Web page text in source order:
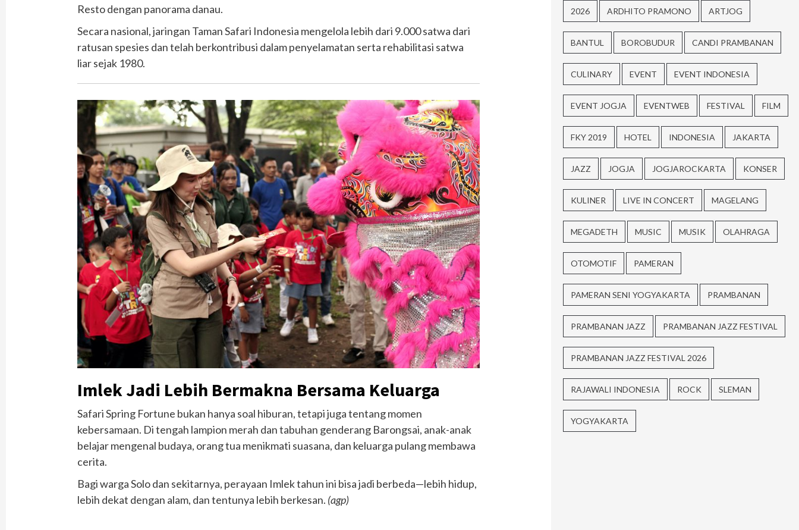
Resto dengan panorama danau.
Secara nasional, jaringan Taman Safari Indonesia mengelola lebih dari 9.000 satwa dari
ratusan spesies dan telah berkontribusi dalam penyelamatan serta rehabilitasi satwa
liar sejak 1980.
Imlek Jadi Lebih Bermakna Bersama Keluarga
Safari Spring Fortune bukan hanya soal hiburan, tetapi juga tentang momen
kebersamaan. Di tengah lampion merah dan tabuhan genderang Barongsai, anak-anak
belajar mengenal budaya, orang tua menikmati suasana, dan keluarga pulang membawa
cerita.
Bagi warga Solo dan sekitarnya, perayaan Imlek tahun ini bisa jadi berbeda—lebih hidup,
lebih dekat dengan alam, dan tentunya lebih berkesan. (agp)
2026 ARDHITO PRAMONO ARTJOG
BANTUL BOROBUDUR CANDI PRAMBANAN
CULINARY EVENT EVENT INDONESIA
EVENT JOGJA EVENTWEB FESTIVAL FILM
FKY 2019 HOTEL INDONESIA JAKARTA
JAZZ JOGJA JOGJAROCKARTA KONSER
KULINER LIVE IN CONCERT MAGELANG
MEGADETH MUSIC MUSIK OLAHRAGA
OTOMOTIF PAMERAN
PAMERAN SENI YOGYAKARTA PRAMBANAN
PRAMBANAN JAZZ PRAMBANAN JAZZ FESTIVAL
PRAMBANAN JAZZ FESTIVAL 2026
RAJAWALI INDONESIA ROCK SLEMAN
YOGYAKARTA